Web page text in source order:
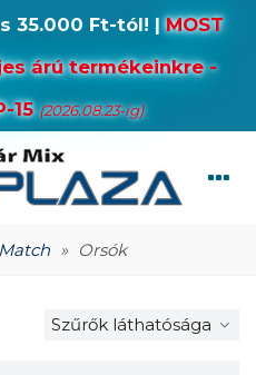
35.000 Ft-tól! |MOST
árú termékeinkre -
15(2026.08.23-ig)
Match » Orsók
Szűrők láthatósága